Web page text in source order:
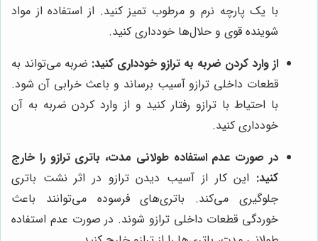
با یک پارچه نرم و مرطوب تمیز کنید. از استفاده از مواد
شوینده قوی و حلال‌ها خودداری کنید.
از وارد کردن ضربه به ترازو خودداری کنید: ضربه می‌تواند به
قطعات داخلی ترازو آسیب برساند و باعث خرابی آن شود.
با احتیاط با ترازو رفتار کنید و از وارد کردن ضربه به آن
خودداری کنید.
در صورت عدم استفاده طولانی مدت، باتری ترازو را خارج
کنید: این کار از آسیب دیدن ترازو در اثر نشت باتری
جلوگیری می‌کند. باتری‌های فرسوده می‌توانند باعث
خوردگی قطعات داخلی ترازو شوند. در صورت عدم استفاده